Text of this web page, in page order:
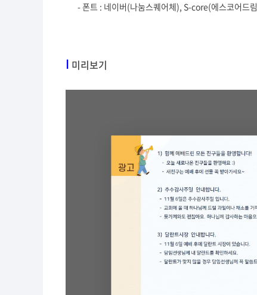
- 폰트 : 네이버(나눔스퀘어체), S-core(에스코어드
I 미리보기